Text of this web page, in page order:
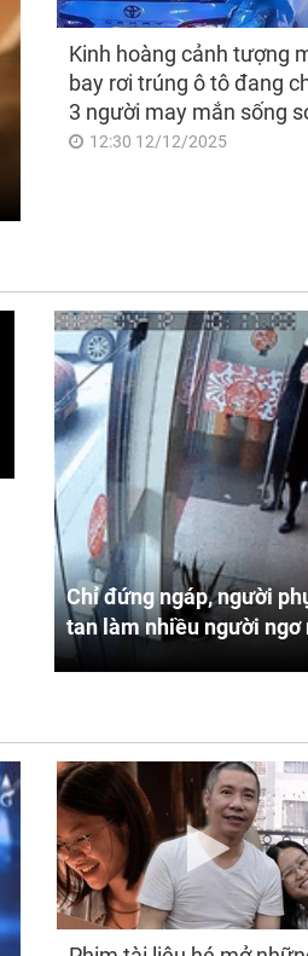
Kinh hoàng cảnh tượng
bay rơi trúng ô tô đang
3 người may mắn sống
12:30 12/12/2025
Chỉ đứng ngáp, người
tan làm nhiều người ngơ